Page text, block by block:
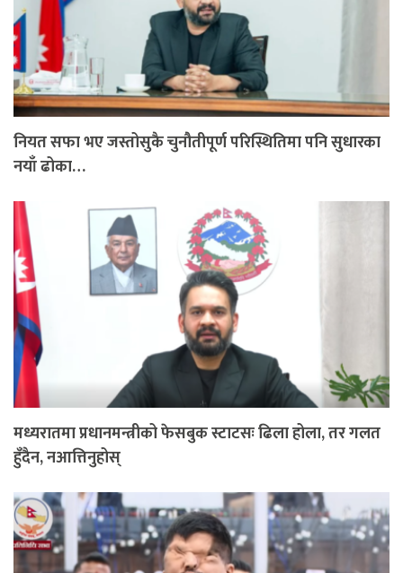
नियत सफा भए जस्तोसुकै चुनौतीपूर्ण परिस्थितिमा पनि सुधारका
नयाँ ढोका…
मध्यरातमा प्रधानमन्त्रीको फेसबुक स्टाटसः ढिला होला, तर गलत
हुँदैन, नआत्तिनुहोस्